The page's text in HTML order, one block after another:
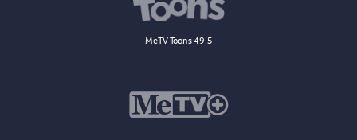
MeTV Toons 49.5